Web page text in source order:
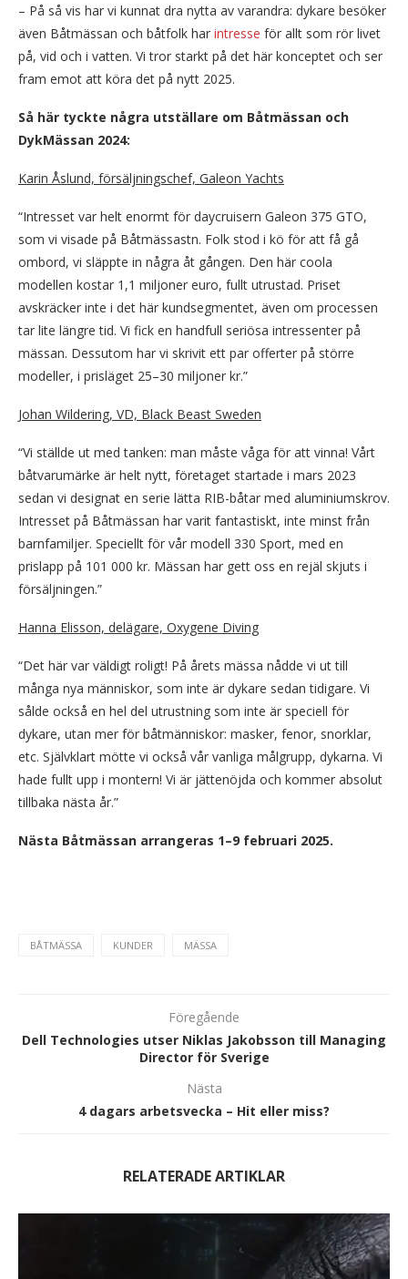
– På så vis har vi kunnat dra nytta av varandra: dykare besöker
även Båtmässan och båtfolk har intresse för allt som rör livet
på, vid och i vatten. Vi tror starkt på det här konceptet och ser
fram emot att köra det på nytt 2025.
Så här tyckte några utställare om Båtmässan och
DykMässan 2024:
Karin Åslund, försäljningschef, Galeon Yachts
“Intresset var helt enormt för daycruisern Galeon 375 GTO,
som vi visade på Båtmässastn. Folk stod i kö för att få gå
ombord, vi släppte in några åt gången. Den här coola
modellen kostar 1,1 miljoner euro, fullt utrustad. Priset
avskräcker inte i det här kundsegmentet, även om processen
tar lite längre tid. Vi fick en handfull seriösa intressenter på
mässan. Dessutom har vi skrivit ett par offerter på större
modeller, i prisläget 25–30 miljoner kr.”
Johan Wildering, VD, Black Beast Sweden
“Vi ställde ut med tanken: man måste våga för att vinna! Vårt
båtvarumärke är helt nytt, företaget startade i mars 2023
sedan vi designat en serie lätta RIB-båtar med aluminiumskrov.
Intresset på Båtmässan har varit fantastiskt, inte minst från
barnfamiljer. Speciellt för vår modell 330 Sport, med en
prislapp på 101 000 kr. Mässan har gett oss en rejäl skjuts i
försäljningen.”
Hanna Elisson, delägare, Oxygene Diving
“Det här var väldigt roligt! På årets mässa nådde vi ut till
många nya människor, som inte är dykare sedan tidigare. Vi
sålde också en hel del utrustning som inte är speciell för
dykare, utan mer för båtmänniskor: masker, fenor, snorklar,
etc. Självklart mötte vi också vår vanliga målgrupp, dykarna. Vi
hade fullt upp i montern! Vi är jättenöjda och kommer absolut
tillbaka nästa år.”
Nästa Båtmässan arrangeras 1–9 februari 2025.
BÅTMÄSSA KUNDER MÄSSA
Föregående
Dell Technologies utser Niklas Jakobsson till Managing
Director för Sverige
Nästa
4 dagars arbetsvecka – Hit eller miss?
RELATERADE ARTIKLAR